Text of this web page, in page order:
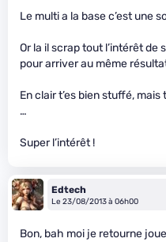
Le multi a la base c’est une
Or la il scrap tout l’intérêt de
pour arriver au même
En clair t’es bien stuffé,
…
Super l’intérêt !
Edtech
Le 23/08/2013 à 06h00
Bon, bah moi je retourne